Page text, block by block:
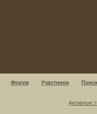
Форум Участники
Активные